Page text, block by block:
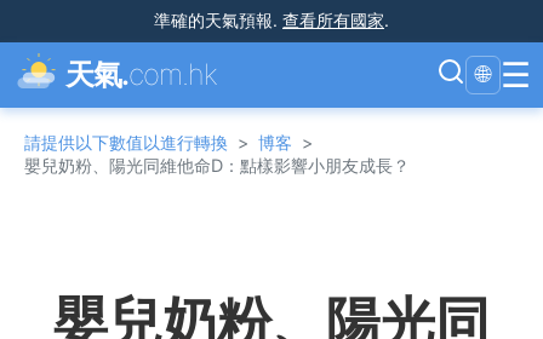
準確的天氣預報. 查看所有國家.
天氣.com.hk 🌐 ☰
請提供以下數值以進行轉換 > 博客 >
嬰兒奶粉、陽光同維他命D：點樣影響小朋友成長？
嬰兒奶粉、陽光同